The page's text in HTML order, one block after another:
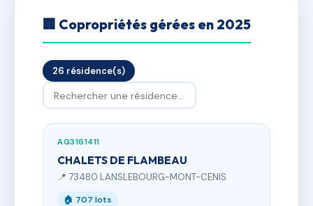
🏢 Copropriétés gérées en 2025
26 résidence(s)
AG3161411
CHALETS DE FLAMBEAU
📍 73480 LANSLEBOURG-MONT-CENIS
🏠 707 lots